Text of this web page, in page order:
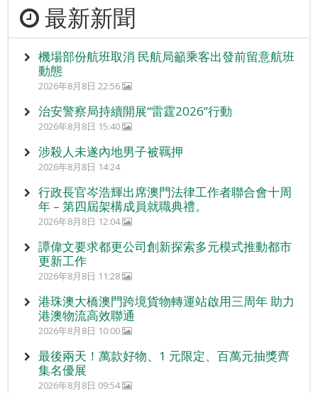
最新新聞
機場部份航班取消 民航局籲乘客出發前留意航班
動態
2026年8月8日 22:56
治安警察局持續開展“雷霆2026”行動
2026年8月8日 15:40
涉殺人未遂內地男子被羈押
2026年8月8日 14:24
行政長官岑浩輝出席澳門法律工作者聯合會十周
年 – 第四屆架構成員就職典禮。
2026年8月8日 12:04
譚偉文要求都更公司創新探索多元模式推動都市
更新工作
2026年8月8日 11:28
港珠澳大橋澳門跨境貨物轉運站啟用三周年 助力
港澳物流高效聯通
2026年8月8日 10:00
最後兩天！萬款好物、1 元限定、百萬元抽獎齊
集名優展
2026年8月8日 09:54